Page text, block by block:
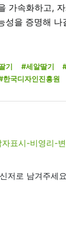
가속화하고,
성을 증명해 나
기 #세알딸기
한국디자인진흥원
표시-비영리-
저로 남겨주세